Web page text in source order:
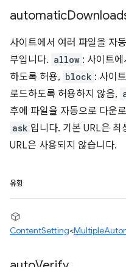
automatic
사이트에서 여러 파일을 자
부입니다. allow : 사이트
하도록 허용, block : 사이
로드하도록 허용하지 않음,
후에 파일을 자동으로 다운
ask 입니다. 기본 URL은
URL은 사용되지 않습니다.
유형
ContentSetting<